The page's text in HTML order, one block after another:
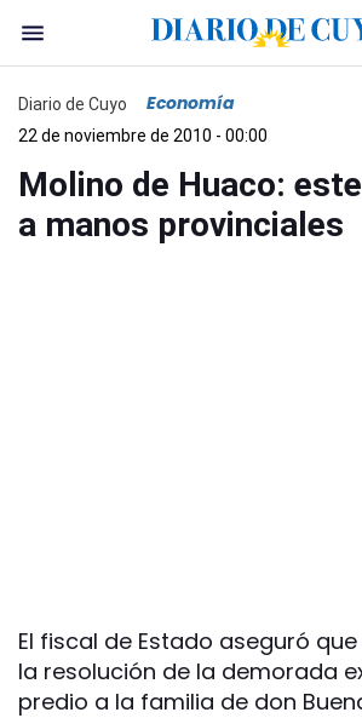
Diario de Cuyo Economía
22 de noviembre de 2010 - 00:00
Molino de Huaco:
a manos provinciales
El fiscal de Estado aseguró
la resolución de la demorada
predio a la familia de don